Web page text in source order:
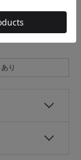
あり
あり